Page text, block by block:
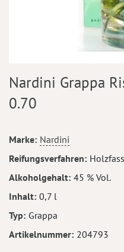
Anfang
der
Bildergalerie
Nardini Grappa
0.70
Mehr
Informationen
Marke Nardini
Reifungsverfahren Holzfass
Alkoholgehalt 45 % Vol.
Inhalt 0,7 l
Typ Grappa
Artikelnummer 204793